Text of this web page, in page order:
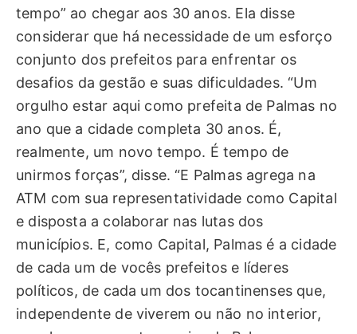
tempo” ao chegar aos 30 anos. Ela disse
considerar que há necessidade de um esforço
conjunto dos prefeitos para enfrentar os
desafios da gestão e suas dificuldades. “Um
orgulho estar aqui como prefeita de Palmas no
ano que a cidade completa 30 anos. É,
realmente, um novo tempo. É tempo de
unirmos forças”, disse. “E Palmas agrega na
ATM com sua representatividade como Capital
e disposta a colaborar nas lutas dos
municípios. E, como Capital, Palmas é a cidade
de cada um de vocês prefeitos e líderes
políticos, de cada um dos tocantinenses que,
independente de viverem ou não no interior,